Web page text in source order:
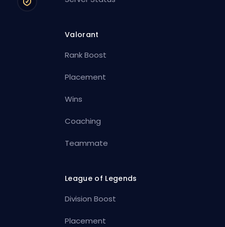
Valorant
Rank Boost
Placement
Wins
Coaching
Teammate
League of Legends
Division Boost
Placement